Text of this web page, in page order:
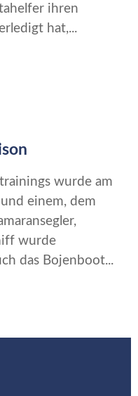
ihren
hat,...
wurde am
einem, dem
wurde
das Bojenboot...